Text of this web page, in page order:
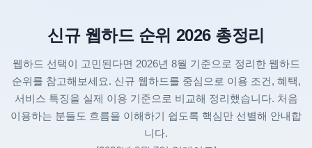
신규 웹하드 순위 2026 총정리
웹하드 선택이 고민된다면 2026년 8월 기준으로 정리한 웹하드
순위를 참고해보세요. 신규 웹하드를 중심으로 이용 조건, 혜택,
서비스 특징을 실제 이용 기준으로 비교해 정리했습니다. 처음
이용하는 분들도 흐름을 이해하기 쉽도록 핵심만 선별해 안내합
니다.